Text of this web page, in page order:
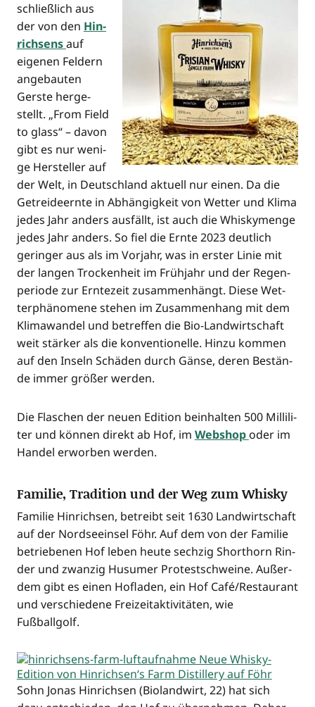
schließ­lich aus
der von den Hin­
rich­sensauf
eige­nen Fel­dern
ange­bau­ten
Gers­te her­ge­
stellt. „From Field
to glass“ – davon
gibt es nur weni­
ge Her­stel­ler auf
der Welt, in Deutsch­land aktu­ell nur einen. Da die
Getrei­de­ern­te in Abhän­gig­keit von Wet­ter und Kli­ma
jedes Jahr anders aus­fällt, ist auch die Whis­ky­men­ge
jedes Jahr anders. So fiel die Ern­te 2023 deut­lich
gerin­ger aus als im Vor­jahr, was in ers­ter Linie mit
der lan­gen Tro­cken­heit im Früh­jahr und der Regen­
pe­ri­ode zur Ern­te­zeit zusam­men­hängt. Die­se Wet­
ter­phä­no­me­ne ste­hen im Zusam­men­hang mit dem
Kli­ma­wan­del und betref­fen die Bio-Land­wirt­schaft
weit stär­ker als die kon­ven­tio­nel­le. Hin­zu kom­men
auf den Inseln Schä­den durch Gän­se, deren Bestän­
de immer grö­ßer werden.
Die Fla­schen der neu­en Edi­ti­on beinhal­ten 500 Mil­li­li­
ter und kön­nen direkt ab Hof, im Web­shop oder im
Han­del erwor­ben werden.
Familie, Tradition und der Weg zum Whisky
Fami­lie Hin­rich­sen, betreibt seit 1630 Land­wirt­schaft
auf der Nord­see­insel Föhr. Auf dem von der Fami­lie
betrie­be­nen Hof leben heu­te sech­zig Short­horn Rin­
der und zwan­zig Husu­mer Pro­test­schwei­ne. Außer­
dem gibt es einen Hof­la­den, ein Hof Café/Restaurant
und ver­schie­de­ne Frei­zeit­ak­ti­vi­tä­ten, wie
Fußballgolf.
Sohn Jonas Hin­rich­sen (Bio­land­wirt, 22) hat sich